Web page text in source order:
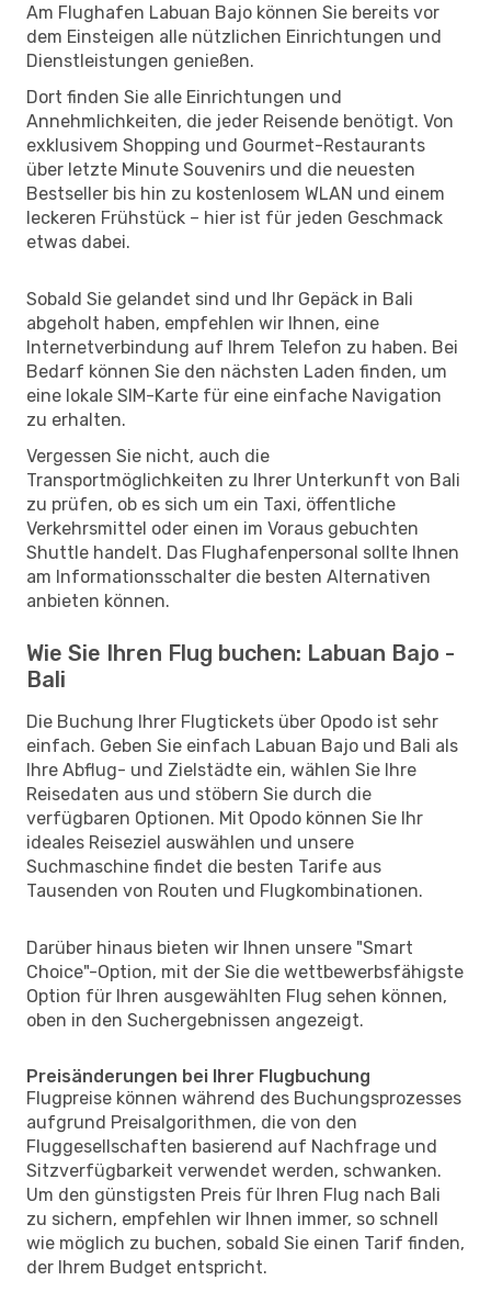
Am Flughafen Labuan Bajo können Sie bereits vor
dem Einsteigen alle nützlichen Einrichtungen und
Dienstleistungen genießen.
Dort finden Sie alle Einrichtungen und
Annehmlichkeiten, die jeder Reisende benötigt. Von
exklusivem Shopping und Gourmet-Restaurants
über letzte Minute Souvenirs und die neuesten
Bestseller bis hin zu kostenlosem WLAN und einem
leckeren Frühstück – hier ist für jeden Geschmack
etwas dabei.
Sobald Sie gelandet sind und Ihr Gepäck in Bali
abgeholt haben, empfehlen wir Ihnen, eine
Internetverbindung auf Ihrem Telefon zu haben. Bei
Bedarf können Sie den nächsten Laden finden, um
eine lokale SIM-Karte für eine einfache Navigation
zu erhalten.
Vergessen Sie nicht, auch die
Transportmöglichkeiten zu Ihrer Unterkunft von Bali
zu prüfen, ob es sich um ein Taxi, öffentliche
Verkehrsmittel oder einen im Voraus gebuchten
Shuttle handelt. Das Flughafenpersonal sollte Ihnen
am Informationsschalter die besten Alternativen
anbieten können.
Wie Sie Ihren Flug buchen: Labuan Bajo -
Bali
Die Buchung Ihrer Flugtickets über Opodo ist sehr
einfach. Geben Sie einfach Labuan Bajo und Bali als
Ihre Abflug- und Zielstädte ein, wählen Sie Ihre
Reisedaten aus und stöbern Sie durch die
verfügbaren Optionen. Mit Opodo können Sie Ihr
ideales Reiseziel auswählen und unsere
Suchmaschine findet die besten Tarife aus
Tausenden von Routen und Flugkombinationen.
Darüber hinaus bieten wir Ihnen unsere "Smart
Choice"-Option, mit der Sie die wettbewerbsfähigste
Option für Ihren ausgewählten Flug sehen können,
oben in den Suchergebnissen angezeigt.
Preisänderungen bei Ihrer Flugbuchung
Flugpreise können während des Buchungsprozesses
aufgrund Preisalgorithmen, die von den
Fluggesellschaften basierend auf Nachfrage und
Sitzverfügbarkeit verwendet werden, schwanken.
Um den günstigsten Preis für Ihren Flug nach Bali
zu sichern, empfehlen wir Ihnen immer, so schnell
wie möglich zu buchen, sobald Sie einen Tarif finden,
der Ihrem Budget entspricht.